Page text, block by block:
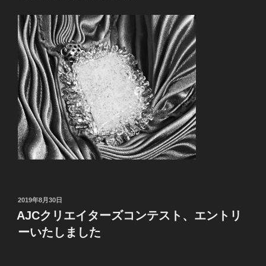
投
稿
日:
2019年8月30日
AJCクリエイターズコンテスト、エントリ
ーいたしました